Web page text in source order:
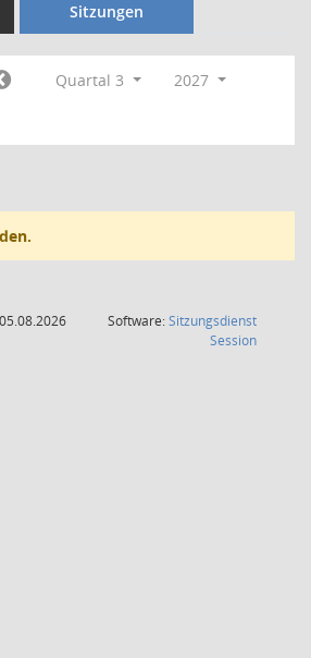
Sitzungen
Quartal 3
2027
Software:Sitzungsdienst
Session(Wird in